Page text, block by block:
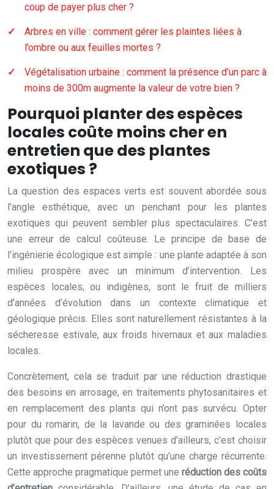
coup de payer plus cher ?
Arbres en ville : comment gérer les plaintes liées à
l’ombre ou aux feuilles mortes ?
Végétalisation urbaine : comment la présence d’un parc à
moins de 300m augmente la valeur de votre bien ?
Pourquoi planter des espèces
locales coûte moins cher en
entretien que des plantes
exotiques ?
La question des espaces verts est souvent abordée sous
l’angle esthétique, avec un penchant pour les plantes
exotiques qui peuvent sembler plus spectaculaires. C’est
une erreur de calcul coûteuse. Le principe de base de
l’ingénierie écologique est simple : une plante adaptée à son
milieu prospère avec un minimum d’intervention. Les
espèces locales, ou indigènes, sont le fruit de milliers
d’années d’évolution dans un contexte climatique et
géologique précis. Elles sont naturellement résistantes à la
sécheresse estivale, aux froids hivernaux et aux maladies
locales.
Concrètement, cela se traduit par une réduction drastique
des besoins en arrosage, en traitements phytosanitaires et
en remplacement des plants qui n’ont pas survécu. Opter
pour du romarin, de la lavande ou des graminées locales
plutôt que pour des espèces venues d’ailleurs, c’est choisir
un investissement pérenne plutôt qu’une charge récurrente.
Cette approche pragmatique permet une réduction des coûts